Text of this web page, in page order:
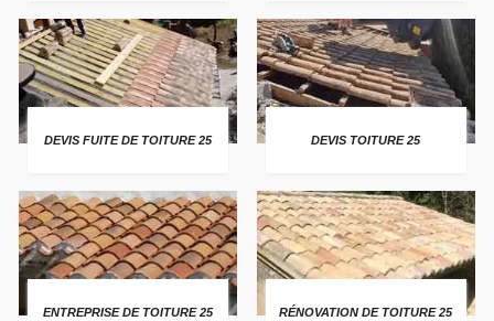
DEVIS FUITE DE TOITURE 25 DEVIS TOITURE 25
ENTREPRISE DE TOITURE 25 RÉNOVATION DE TOITURE 25